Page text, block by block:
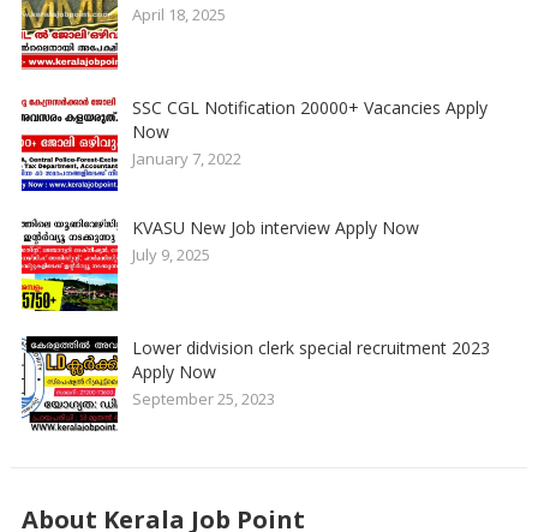
April 18, 2025
SSC CGL Notification 20000+ Vacancies Apply
Now
January 7, 2022
KVASU New Job interview Apply Now
July 9, 2025
Lower didvision clerk special recruitment 2023
Apply Now
September 25, 2023
About Kerala Job Point